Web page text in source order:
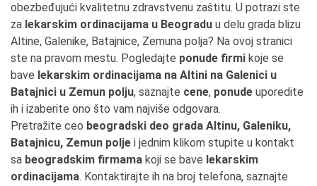
obezbeđujući kvalitetnu zdravstvenu zaštitu. U potrazi ste
za lekarskim ordinacijama u Beogradu u delu grada blizu
Altine, Galenike, Batajnice, Zemuna polja? Na ovoj stranici
ste na pravom mestu. Pogledajte ponude firmi koje se
bave lekarskim ordinacijama na Altini na Galenici u
Batajnici u Zemun polju, saznajte cene, ponude uporedite
ih i izaberite ono što vam najviše odgovara.
Pretražite ceo beogradski deo grada Altinu, Galeniku,
Batajnicu, Zemun polje i jednim klikom stupite u kontakt
sa beogradskim firmama koji se bave lekarskim
ordinacijama. Kontaktirajte ih na broj telefona, saznajte